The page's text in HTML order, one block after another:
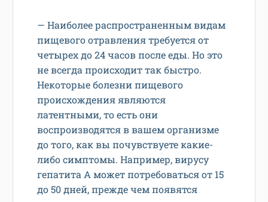
— Наиболее распространенным видам
пищевого отравления требуется от
четырех до 24 часов после еды. Но это
не всегда происходит так быстро.
Некоторые болезни пищевого
происхождения являются
латентными, то есть они
воспроизводятся в вашем организме
до того, как вы почувствуете какие-
либо симптомы. Например, вирусу
гепатита А может потребоваться от 15
до 50 дней, прежде чем появятся